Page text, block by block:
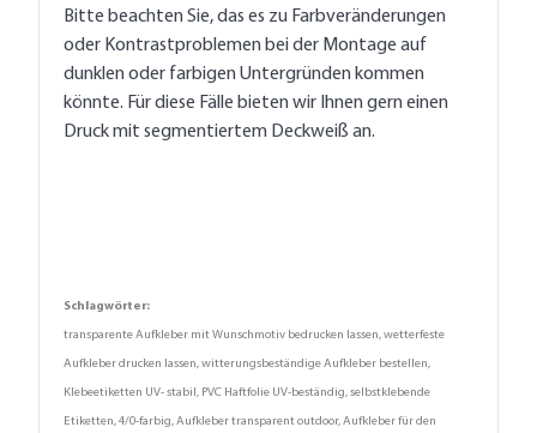
Bitte beachten Sie, das es zu Farbveränderungen
oder Kontrastproblemen bei der Montage auf
dunklen oder farbigen Untergründen kommen
könnte. Für diese Fälle bieten wir Ihnen gern einen
Druck mit segmentiertem Deckweiß an.
Schlagwörter:
transparente Aufkleber mit Wunschmotiv bedrucken lassen, wetterfeste
Aufkleber drucken lassen, witterungsbeständige Aufkleber bestellen,
Klebeetiketten UV- stabil, PVC Haftfolie UV-beständig, selbstklebende
Etiketten, 4/0-farbig, Aufkleber transparent outdoor, Aufkleber für den